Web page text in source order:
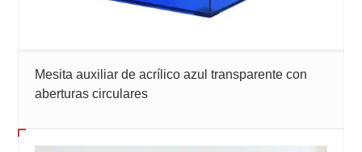
Mesita auxiliar de acrílico azul transparente con
aberturas circulares